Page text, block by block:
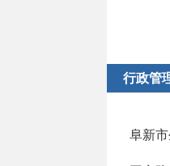
行政管
阜新